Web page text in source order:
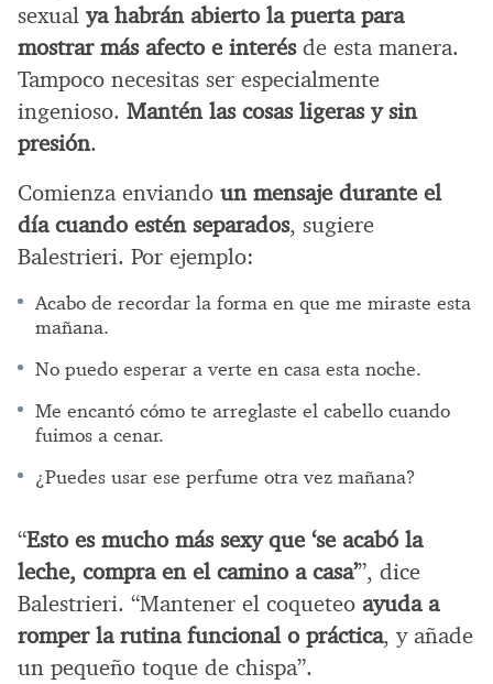
sexual ya habrán abierto la puerta para
mostrar más afecto e interésde esta manera.
Tampoco necesitas ser especialmente
ingenioso. Mantén las cosas ligeras y sin
presión.
Comienza enviando un mensaje durante el
día cuando estén separados, sugiere
Balestrieri. Por ejemplo:
Acabo de recordar la forma en que me miraste esta
mañana.
No puedo esperar a verte en casa esta noche.
Me encantó cómo te arreglaste el cabello cuando
fuimos a cenar.
¿Puedes usar ese perfume otra vez mañana?
“Esto es mucho más sexy que ‘se acabó la
leche, compra en el camino a casa’”, dice
Balestrieri. “Mantener el coqueteo ayuda a
romper la rutina funcional o práctica, y añade
un pequeño toque de chispa”.